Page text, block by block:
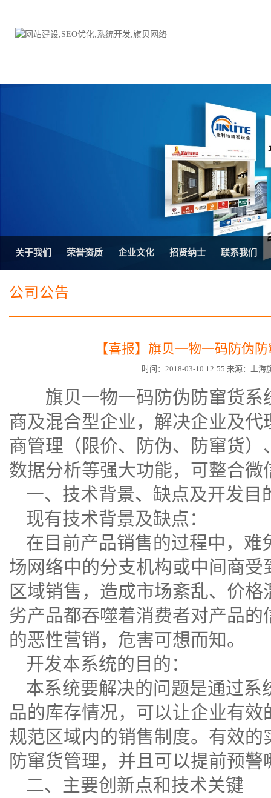
网站SEO优化
微信平台建设
电子商务商城建设
SSL证书
H5响应式网站建设方案
防伪防窜货系统
外贸多语言网站建设方
三级分销系统
网站推广优化方案
在线进销存管理
品牌加盟营销管理系统
营销型网站建设方案
关于我们 荣誉资质 企业文化 招贤纳士 联系我们
公司公告
【喜报】旗贝一物一码防伪
时间：2018-03-10 12:55 来源：上
旗贝一物一码防伪防窜货系
商及混合型企业，解决企业及
商管理（限价、防伪、防窜货
数据分析等强大功能，可整合微
一、技术背景、缺点及开发目
现有技术背景及缺点：
在目前产品销售的过程中，
场网络中的分支机构或中间商
区域销售，造成市场紊乱、价
劣产品都吞噬着消费者对产品
的恶性营销，危害可想而知。
开发本系统的目的：
本系统要解决的问题是通过
品的库存情况，可以让企业有
规范区域内的销售制度。有效
防窜货管理，并且可以提前预
二、主要创新点和技术关键